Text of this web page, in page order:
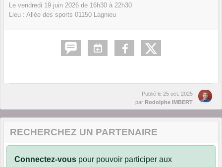
Le vendredi 19 juin 2026 de 16h30 à 22h30
Lieu : Allée des sports 01150 Lagnieu
Publié le 25 oct. 2025
par Rodolphe IMBERT
RECHERCHEZ UN PARTENAIRE
Connectez-vous pour pouvoir participer aux